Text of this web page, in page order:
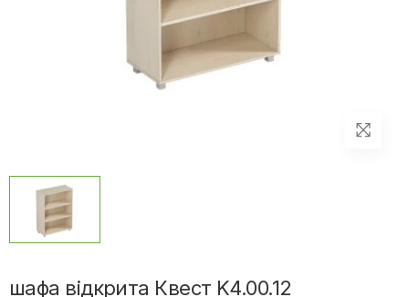
шафа відкрита Квест K4.00.12